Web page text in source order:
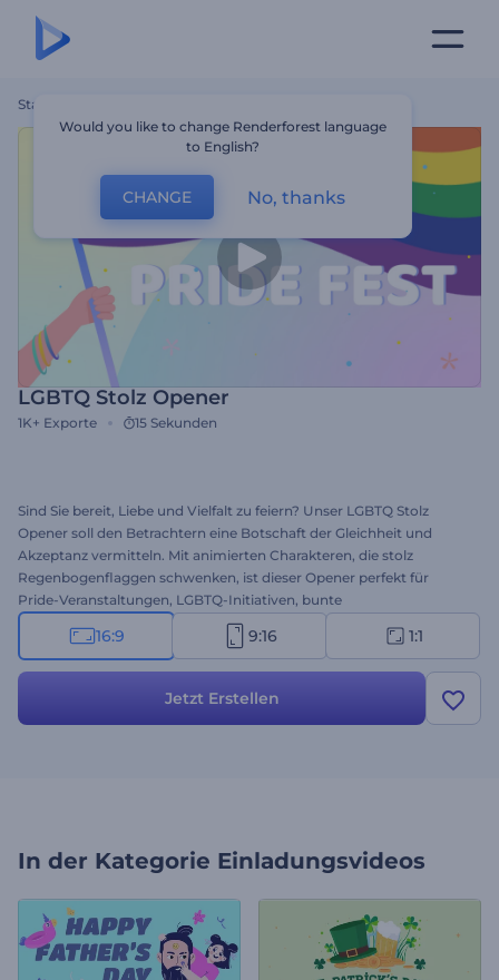
Startseite
LGBTQ Stolz Opener
1K+ Exporte 15 Sekunden
Sind Sie bereit, Liebe und Vielfalt zu feiern? Unser LGBTQ Stolz
Opener soll den Betrachtern eine Botschaft der Gleichheit und
Akzeptanz vermitteln. Mit animierten Charakteren, die stolz
Regenbogenflaggen schwenken, ist dieser Opener perfekt für
Pride-Veranstaltungen, LGBTQ-Initiativen, bunte
Präsentationseröffnungen, personalisierte Nachrichten und vieles
mehr. Geben Sie Ihre Texte ein, laden Sie Ihr Logo hoch und wählen
Erstellen Sie jetzt und verbreiten Sie Positivität und Inklusivität!
16:9 9:16 1:1
Jetzt Erstellen
In der Kategorie Einladungsvideos
Would you like to change Renderforest language
to English?
CHANGE No, thanks